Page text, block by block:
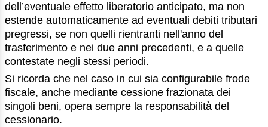
dell’eventuale effetto liberatorio anticipato, ma non
estende automaticamente ad eventuali debiti tributari
pregressi, se non quelli rientranti nell'anno del
trasferimento e nei due anni precedenti, e a quelle
contestate negli stessi periodi.
Si ricorda che nel caso in cui sia configurabile frode
fiscale, anche mediante cessione frazionata dei
singoli beni, opera sempre la responsabilità del
cessionario.